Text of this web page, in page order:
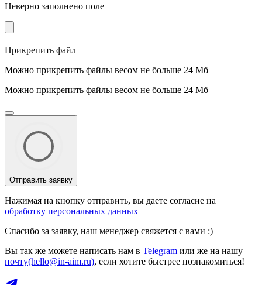
Неверно заполнено поле
Прикрепить файл
Можно прикрепить файлы весом не больше 24 Мб
Можно прикрепить файлы весом не больше 24 Мб
Отправить заявку
Нажимая на кнопку отправить, вы даете согласие на
обработку персональных данных
Спасибо за заявку, наш менеджер свяжется с вами :)
Вы так же можете написать нам в Telegram или же на нашу
почту(hello@in-aim.ru), если хотите быстрее познакомиться!